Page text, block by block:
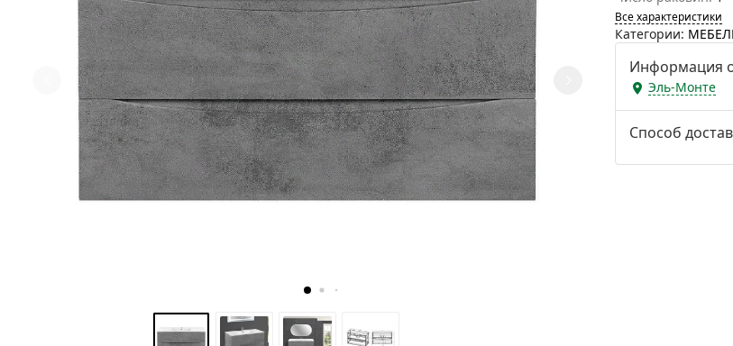
Все характеристики
Категории:
Информация
Эль-Монте
Способ